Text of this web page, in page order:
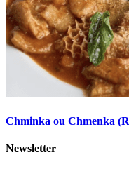
Chminka ou Chmenka
Newsletter